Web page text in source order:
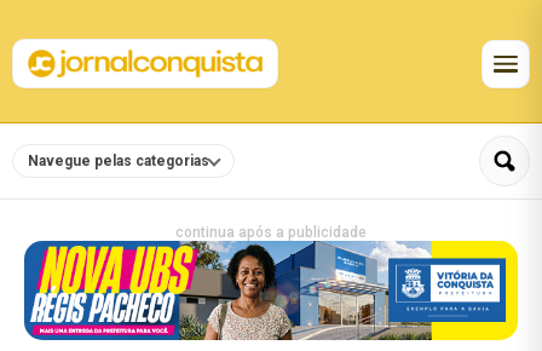
Navegue pelas categorias
continua após a publicidade